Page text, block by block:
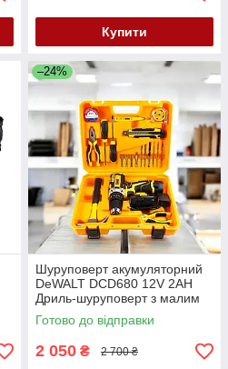
Купити
–24%
Шуруповерт акумуляторний
DeWALT DCD680 12V 2AH
Дриль-шуруповерт з малим
набором інструментів Деволт
Готово до відправки
2 050 ₴ 2 700 ₴